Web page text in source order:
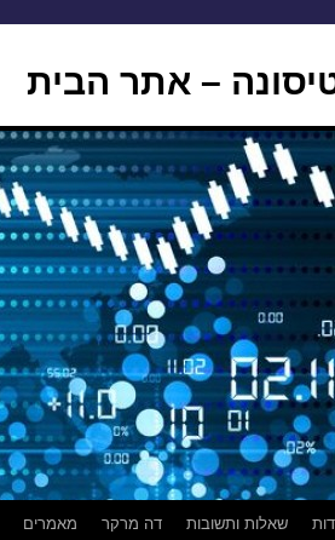
– אתר הבית
שאלות ותשובות דה מרקר מאמרים